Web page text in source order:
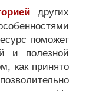
других
поможет
и полезной
как принято